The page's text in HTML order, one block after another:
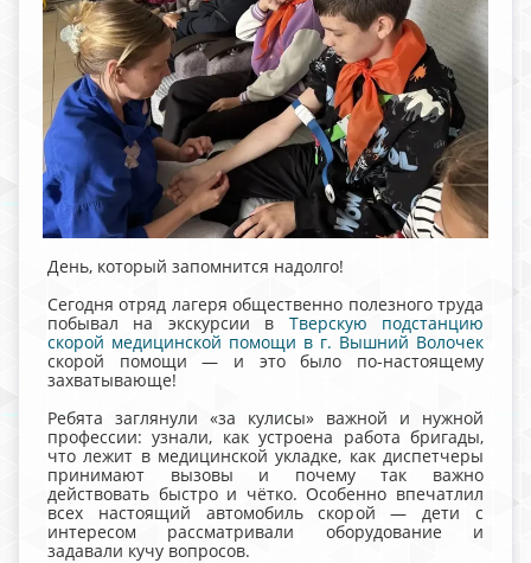
День, который запомнится надолго!
Сегодня отряд лагеря общественно полезного труда
побывал на экскурсии в Тверскую подстанцию
скорой медицинской помощи в г. Вышний Волочек
скорой помощи — и это было по-настоящему
захватывающе!
Ребята заглянули «за кулисы» важной и нужной
профессии: узнали, как устроена работа бригады,
что лежит в медицинской укладке, как диспетчеры
принимают вызовы и почему так важно
действовать быстро и чётко. Особенно впечатлил
всех настоящий автомобиль скорой — дети с
интересом рассматривали оборудование и
задавали кучу вопросов.